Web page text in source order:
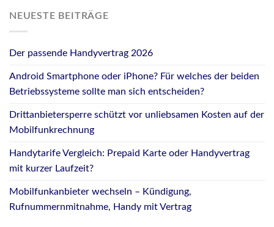
NEUESTE BEITRÄGE
Der passende Handyvertrag 2026
Android Smartphone oder iPhone? Für welches der beiden
Betriebssysteme sollte man sich entscheiden?
Drittanbietersperre schützt vor unliebsamen Kosten auf der
Mobilfunkrechnung
Handytarife Vergleich: Prepaid Karte oder Handyvertrag
mit kurzer Laufzeit?
Mobilfunkanbieter wechseln – Kündigung,
Rufnummernmitnahme, Handy mit Vertrag